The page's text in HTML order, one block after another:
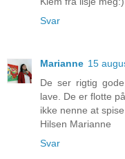
Svar
Marianne 15
De ser rigtig
lave. De er flotte
ikke nenne at
Hilsen Marianne
Svar